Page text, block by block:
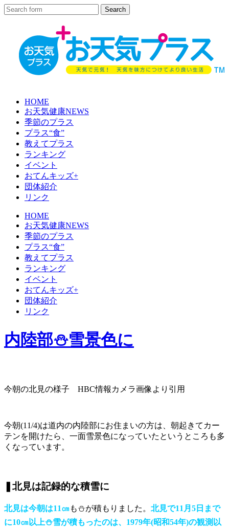
HOME
お天気健康NEWS
季節のプラス
プラス“食”
教えてプラス
ランキング
イベント
おてんキッズ+
団体紹介
リンク
HOME
お天気健康NEWS
季節のプラス
プラス“食”
教えてプラス
ランキング
イベント
おてんキッズ+
団体紹介
リンク
内陸部⛄雪景色に
今朝の北見の様子 HBC情報カメラ画像より引用
今朝(11/4)は道内の内陸部にお住まいの方は、朝起きてカー
テンを開けたら、一面雪景色になっていたというところも多
くなっています。
❚北見は記録的な積雪に
北見は今朝は11㎝も⛄が積もりました。 北見で11月5日まで
に10㎝以上⛄雪が積もったのは、1979年(昭和54年)の観測以